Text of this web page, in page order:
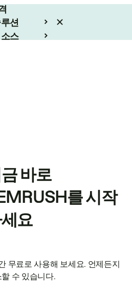
션
스
바로
를 시작
요
무료로 사용해 보세요. 언제든지
할 수 있습니다.